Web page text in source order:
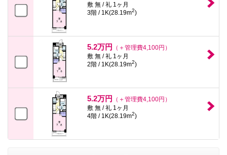
敷 無 / 礼 1ヶ月
3階 / 1K(28.19m2)
5.2万円
（＋管理費4,100円）
敷 無 / 礼 1ヶ月
2階 / 1K(28.19m2)
5.2万円
（＋管理費4,100円）
敷 無 / 礼 1ヶ月
4階 / 1K(28.19m2)